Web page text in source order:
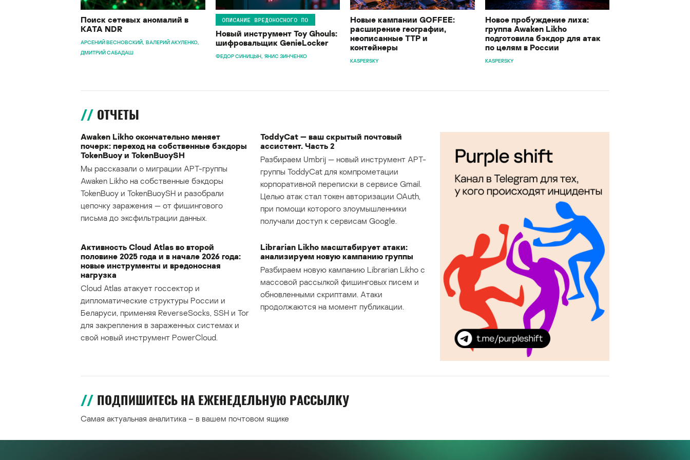
Поиск сетевых аномалий в
KATA NDR
АРСЕНИЙ ВЕСНОВСКИЙ ВАЛЕРИЙ АКУЛЕНКО
ДМИТРИЙ САБАДАШ
ОПИСАНИЕ ВРЕДОНОСНОГО ПО
Новый инструмент Toy Ghouls:
шифровальщик GenieLocker
ФЕДОР СИНИЦЫН ЯНИС ЗИНЧЕНКО
Новые кампании GOFFEE:
расширение географии,
неописанные TTP и
контейнеры
KASPERSKY
Новое пробуждение лиха:
группа Awaken Likho
подготовила бэкдор для атак
по целям в России
KASPERSKY
ОТЧЕТЫ
Awaken Likho окончательно меняет
почерк: переход на собственные бэкдоры
TokenBuoy и TokenBuoySH
Мы рассказали о миграции APT-группы
Awaken Likho на собственные бэкдоры
TokenBuoy и TokenBuoySH и разобрали
цепочку заражения — от фишингового
письма до эксфильтрации данных.
ToddyCat — ваш скрытый почтовый
ассистент. Часть 2
Разбираем Umbrij — новый инструмент APT-
группы ToddyCat для компрометации
корпоративной переписки в сервисе Gmail.
Целью атак стал токен авторизации OAuth,
при помощи которого злоумышленники
получали доступ к сервисам Google.
Активность Cloud Atlas во второй
половине 2025 года и в начале 2026 года:
новые инструменты и вредоносная
нагрузка
Cloud Atlas атакует госсектор и
дипломатические структуры России и
Беларуси, применяя ReverseSocks, SSH и Tor
для закрепления в зараженных системах и
свой новый инструмент PowerCloud.
Librarian Likho масштабирует атаки:
анализируем новую кампанию группы
Разбираем новую кампанию Librarian Likho с
массовой рассылкой фишинговых писем и
обновленными скриптами. Атаки
продолжаются на момент публикации.
ПОДПИШИТЕСЬ НА ЕЖЕНЕДЕЛЬНУЮ РАССЫЛКУ
Самая актуальная аналитика – в вашем почтовом ящике